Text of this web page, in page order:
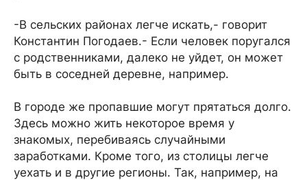
-В сельских районах легче искать,- говорит
Константин Погодаев.- Если человек поругался
с родственниками, далеко не уйдет, он может
быть в соседней деревне, например.
В городе же пропавшие могут прятаться долго.
Здесь можно жить некоторое время у
знакомых, перебиваясь случайными
заработками. Кроме того, из столицы легче
уехать и в другие регионы. Так, например, на